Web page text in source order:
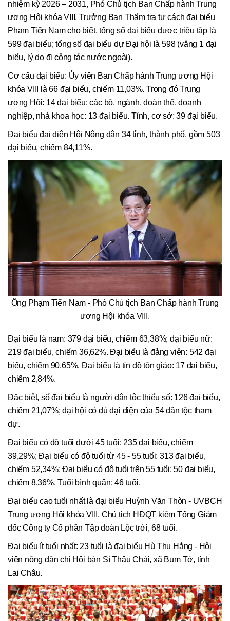
nhiệm kỳ 2026 – 2031, Phó Chủ tịch Ban Chấp hành Trung
ương Hội khóa VIII, Trưởng Ban Thẩm tra tư cách đại biểu
Phạm Tiến Nam cho biết, tổng số đại biểu được triệu tập là
599 đại biểu; tổng số đại biểu dự Đại hội là 598 (vắng 1 đại
biểu, lý do đi công tác nước ngoài).
Cơ cấu đại biểu: Ủy viên Ban Chấp hành Trung ương Hội
khóa VIII là 66 đại biểu, chiếm 11,03%. Trong đó Trung
ương Hội: 14 đại biểu; các bộ, ngành, đoàn thể, doanh
nghiệp, nhà khoa học: 13 đại biểu. Tỉnh, cơ sở: 39 đại biểu.
Đại biểu đại diện Hội Nông dân 34 tỉnh, thành phố, gồm 503
đại biểu, chiếm 84,11%.
Ông Phạm Tiến Nam - Phó Chủ tịch Ban Chấp hành Trung
ương Hội khóa VIII.
Đại biểu là nam: 379 đại biểu, chiếm 63,38%; đại biểu nữ:
219 đại biểu, chiếm 36,62%. Đại biểu là đảng viên: 542 đại
biểu, chiếm 90,65%. Đại biểu là tín đồ tôn giáo: 17 đại biểu,
chiếm 2,84%.
Đặc biệt, số đại biểu là người dân tộc thiểu số: 126 đại biểu,
chiếm 21,07%; đại hội có đủ đại diện của 54 dân tộc tham
dự.
Đại biểu có độ tuổi dưới 45 tuổi: 235 đại biểu, chiếm
39,29%; Đại biểu có độ tuổi từ 45 - 55 tuổi: 313 đại biểu,
chiếm 52,34%; Đại biểu có độ tuổi trên 55 tuổi: 50 đại biểu,
chiếm 8,36%. Tuổi bình quân: 46 tuổi.
Đại biểu cao tuổi nhất là đại biểu Huỳnh Văn Thòn - UVBCH
Trung ương Hội khóa VIII, Chủ tịch HĐQT kiêm Tổng Giám
đốc Công ty Cổ phần Tập đoàn Lộc trời, 68 tuổi.
Đại biểu ít tuổi nhất: 23 tuổi là đại biểu Hù Thu Hằng - Hội
viên nông dân chi Hội bản Sì Thâu Chải, xã Bum Tở, tỉnh
Lai Châu.